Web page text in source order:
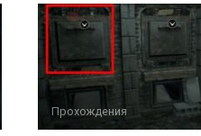
Прохождения